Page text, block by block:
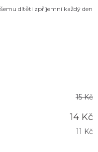
dítěti zpříjemní každý den
15 Kč
14 Kč
11 Kč